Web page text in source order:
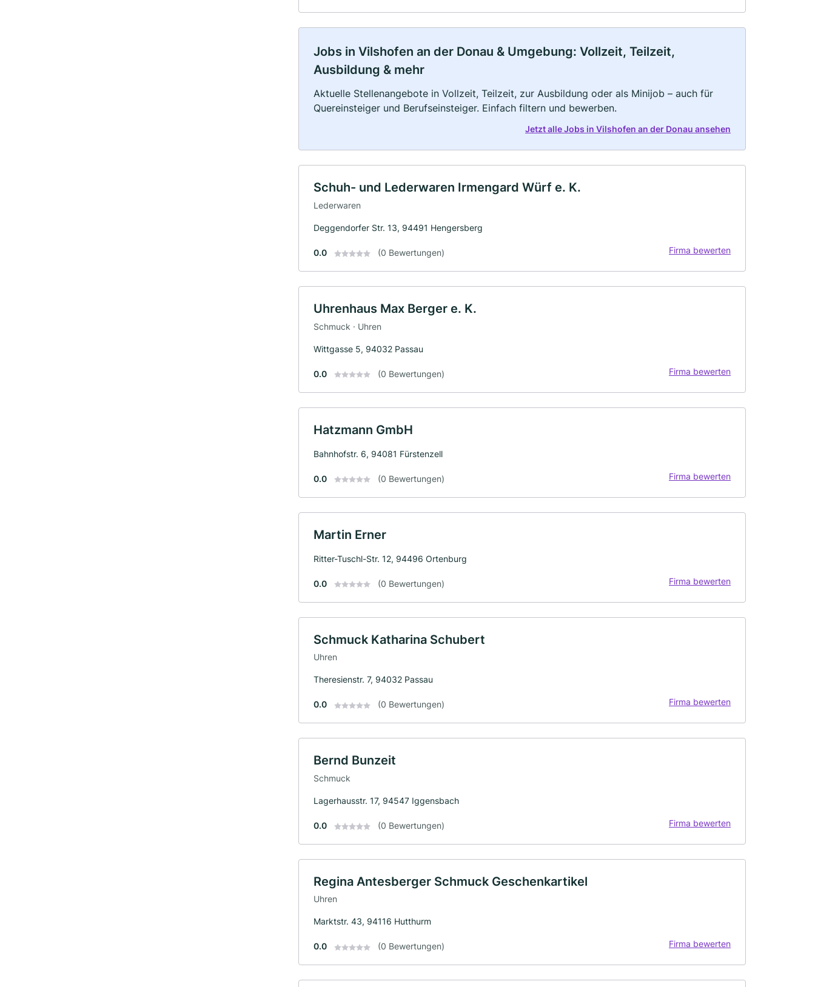
Jobs in Vilshofen an der Donau & Umgebung: Vollzeit, Teilzeit,
Ausbildung & mehr
Aktuelle Stellenangebote in Vollzeit, Teilzeit, zur Ausbildung oder als Minijob – auch für
Quereinsteiger und Berufseinsteiger. Einfach filtern und bewerben.
Jetzt alle Jobs in Vilshofen an der Donau ansehen
Schuh- und Lederwaren Irmengard Würf e. K.
Lederwaren
Deggendorfer Str. 13, 94491 Hengersberg
0.0 (0 Bewertungen) Firma bewerten
Uhrenhaus Max Berger e. K.
Schmuck · Uhren
Wittgasse 5, 94032 Passau
0.0 (0 Bewertungen) Firma bewerten
Hatzmann GmbH
Bahnhofstr. 6, 94081 Fürstenzell
0.0 (0 Bewertungen) Firma bewerten
Martin Erner
Ritter-Tuschl-Str. 12, 94496 Ortenburg
0.0 (0 Bewertungen) Firma bewerten
Schmuck Katharina Schubert
Uhren
Theresienstr. 7, 94032 Passau
0.0 (0 Bewertungen) Firma bewerten
Bernd Bunzeit
Schmuck
Lagerhausstr. 17, 94547 Iggensbach
0.0 (0 Bewertungen) Firma bewerten
Regina Antesberger Schmuck Geschenkartikel
Uhren
Marktstr. 43, 94116 Hutthurm
0.0 (0 Bewertungen) Firma bewerten